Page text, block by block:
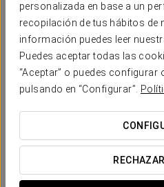
personalizada en base a un
recopilación de tus hábitos de
información puedes leer
Puedes aceptar todas las
“Aceptar” o puedes configurar
pulsando en “Configurar”.
Congreso IUSTI